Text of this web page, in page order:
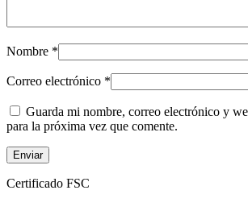
Nombre *
Correo electrónico *
Guarda mi nombre, correo electrónico y
para la próxima vez que comente.
Certificado FSC